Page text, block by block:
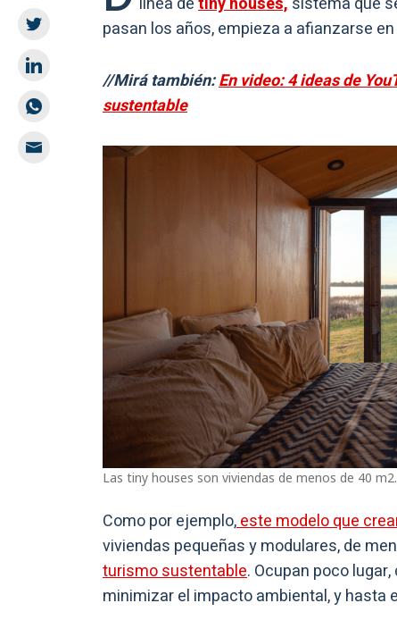
pasan los años, empieza a afianzarse
//Mirá también:En video: 4 ideas de
sustentable
Las tiny houses son viviendas de menos de 40 m2.
Como por ejemplo,este modelo que
viviendas pequeñas y modulares, de
turismo sustentable. Ocupan poco
minimizar el impacto ambiental, y hasta